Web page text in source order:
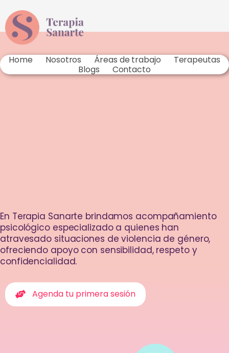
Home Nosotros Áreas de trabajo
Terapeutas
Blogs
Contacto
En Terapia Sanarte brindamos acompañamiento
psicológico especializado a quienes han
atravesado situaciones de violencia de género,
ofreciendo apoyo con sensibilidad, respeto y
confidencialidad.
Agenda tu primera sesión